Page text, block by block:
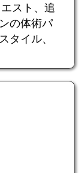
スト、追
の体術パ
タイル、